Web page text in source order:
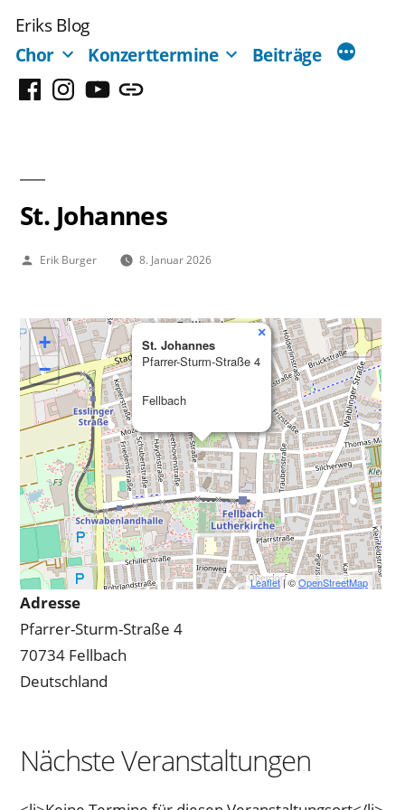
Inhalt
springen
Eriks Blog
Chor
Konzerttermine Beiträge
FacebookInstagram
YouTubeMastodon
St. Johannes
Veröffentlicht
Erik Burger 8. Januar 2026
St. Johannes
Pfarrer-Sturm-Straße 4
Fellbach
×
+
−
Leaflet| ©OpenStreetMap
Adresse
Pfarrer-Sturm-Straße 4
70734 Fellbach
Deutschland
Nächste Veranstaltungen